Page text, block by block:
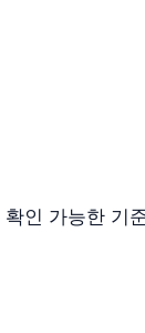
인 가능한 기